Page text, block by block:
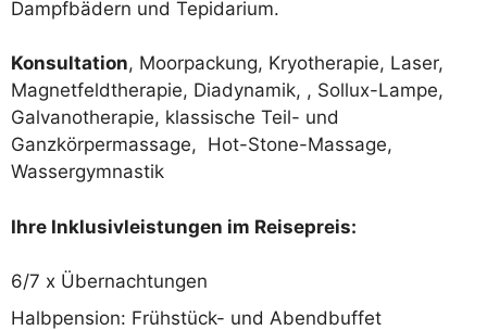
Dampfbädern und Tepidarium.
Konsultation, Moorpackung, Kryotherapie, Laser,
Magnetfeldtherapie, Diadynamik, , Sollux-Lampe,
Galvanotherapie, klassische Teil- und
Ganzkörpermassage, Hot-Stone-Massage,
Wassergymnastik
Ihre Inklusivleistungen im Reisepreis:
6/7 x Übernachtungen
Halbpension: Frühstück- und Abendbuffet